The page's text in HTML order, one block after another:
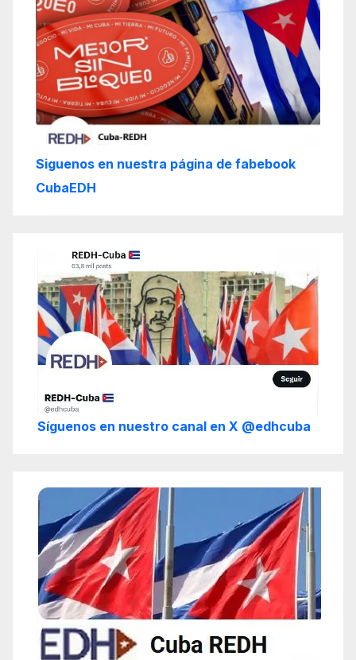
Siguenos en nuestra página de fabebook
CubaEDH
Síguenos en nuestro canal en X @edhcuba